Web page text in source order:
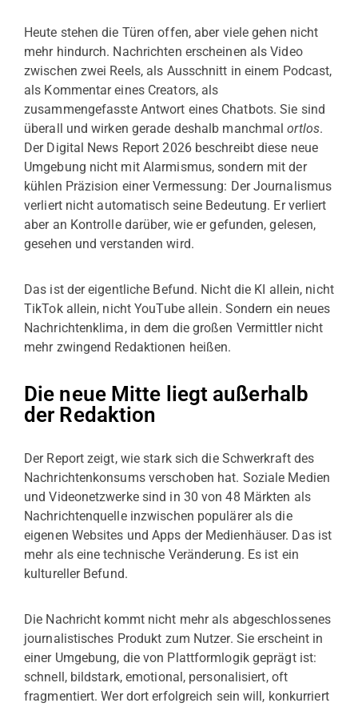
Heute stehen die Türen offen, aber viele gehen nicht
mehr hindurch. Nachrichten erscheinen als Video
zwischen zwei Reels, als Ausschnitt in einem Podcast,
als Kommentar eines Creators, als
zusammengefasste Antwort eines Chatbots. Sie sind
überall und wirken gerade deshalb manchmalortlos.
Der Digital News Report 2026 beschreibt diese neue
Umgebung nicht mit Alarmismus, sondern mit der
kühlen Präzision einer Vermessung: Der Journalismus
verliert nicht automatisch seine Bedeutung. Er verliert
aber an Kontrolle darüber, wie er gefunden, gelesen,
gesehen und verstanden wird.
Das ist der eigentliche Befund. Nicht die KI allein, nicht
TikTok allein, nicht YouTube allein. Sondern ein neues
Nachrichtenklima, in dem die großen Vermittler nicht
mehr zwingend Redaktionen heißen.
Die neue Mitte liegt außerhalb
der Redaktion
Der Report zeigt, wie stark sich die Schwerkraft des
Nachrichtenkonsums verschoben hat. Soziale Medien
und Videonetzwerke sind in 30 von 48 Märkten als
Nachrichtenquelle inzwischen populärer als die
eigenen Websites und Apps der Medienhäuser. Das ist
mehr als eine technische Veränderung. Es ist ein
kultureller Befund.
Die Nachricht kommt nicht mehr als abgeschlossenes
journalistisches Produkt zum Nutzer. Sie erscheint in
einer Umgebung, die von Plattformlogik geprägt ist:
schnell, bildstark, emotional, personalisiert, oft
fragmentiert. Wer dort erfolgreich sein will, konkurriert